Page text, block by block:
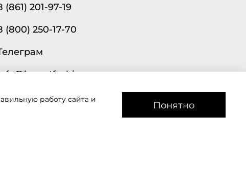
(861) 201-97-19
(800) 250-17-70
рады помочь!
работу сайта и
Понятно